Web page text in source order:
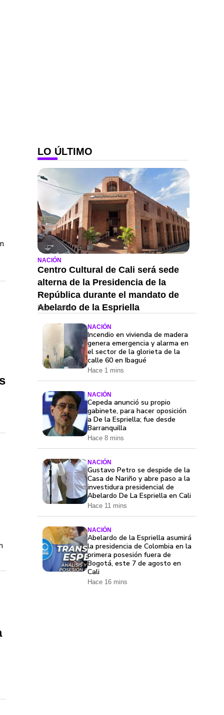
LO ÚLTIMO
NACIÓN
Centro Cultural de Cali será sede
alterna de la Presidencia de la
República durante el mandato de
Abelardo de la Espriella
Hace 1 mins
NACIÓN
Incendio en vivienda de madera
genera emergencia y alarma en
el sector de la glorieta de la
calle 60 en Ibagué
Hace 1 mins
NACIÓN
Cepeda anunció su propio
gabinete, para hacer oposición
a De la Espriella; fue desde
Barranquilla
Hace 8 mins
NACIÓN
Gustavo Petro se despide de la
Casa de Nariño y abre paso a la
investidura presidencial de
Abelardo De La Espriella en Cali
Hace 11 mins
NACIÓN
Abelardo de la Espriella asumirá
la presidencia de Colombia en la
primera posesión fuera de
Bogotá, este 7 de agosto en
Cali
Hace 16 mins